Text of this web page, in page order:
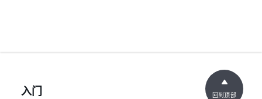
入门 回到顶部